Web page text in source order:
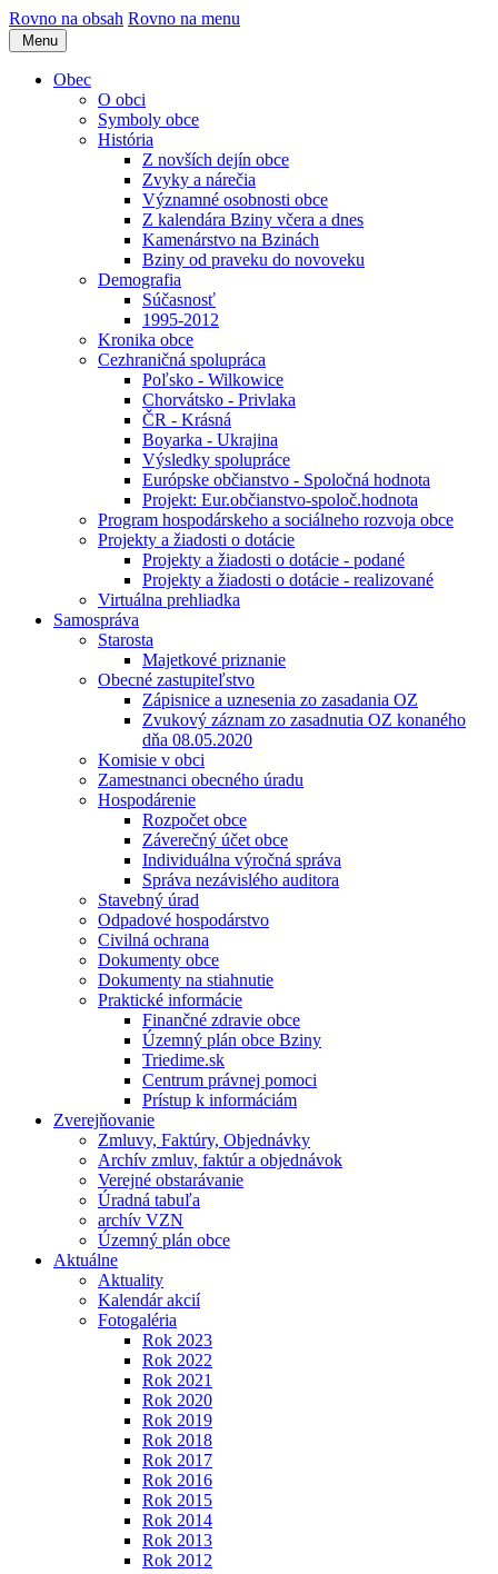
Rovno na obsah Rovno na menu
Menu
Obec
O obci
Symboly obce
História
Z novších dejín obce
Zvyky a nárečia
Významné osobnosti obce
Z kalendára Bziny včera a dnes
Kamenárstvo na Bzinách
Bziny od praveku do novoveku
Demografia
Súčasnosť
1995-2012
Kronika obce
Cezhraničná spolupráca
Poľsko - Wilkowice
Chorvátsko - Privlaka
ČR - Krásná
Boyarka - Ukrajina
Výsledky spolupráce
Európske občianstvo - Spoločná hodnota
Projekt: Eur.občianstvo-spoloč.hodnota
Program hospodárskeho a sociálneho rozvoja obce
Projekty a žiadosti o dotácie
Projekty a žiadosti o dotácie - podané
Projekty a žiadosti o dotácie - realizované
Virtuálna prehliadka
Samospráva
Starosta
Majetkové priznanie
Obecné zastupiteľstvo
Zápisnice a uznesenia zo zasadania OZ
Zvukový záznam zo zasadnutia OZ konaného
dňa 08.05.2020
Komisie v obci
Zamestnanci obecného úradu
Hospodárenie
Rozpočet obce
Záverečný účet obce
Individuálna výročná správa
Správa nezávislého auditora
Stavebný úrad
Odpadové hospodárstvo
Civilná ochrana
Dokumenty obce
Dokumenty na stiahnutie
Praktické informácie
Finančné zdravie obce
Územný plán obce Bziny
Triedime.sk
Centrum právnej pomoci
Prístup k informáciám
Zverejňovanie
Zmluvy, Faktúry, Objednávky
Archív zmluv, faktúr a objednávok
Verejné obstarávanie
Úradná tabuľa
archív VZN
Územný plán obce
Aktuálne
Aktuality
Kalendár akcií
Fotogaléria
Rok 2023
Rok 2022
Rok 2021
Rok 2020
Rok 2019
Rok 2018
Rok 2017
Rok 2016
Rok 2015
Rok 2014
Rok 2013
Rok 2012